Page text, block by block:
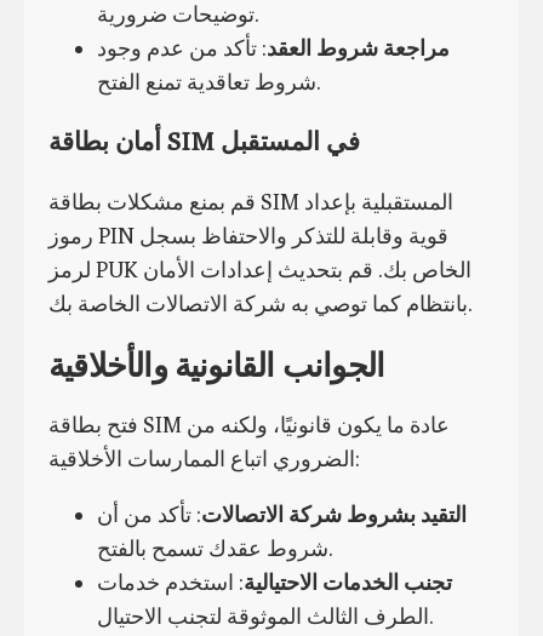
توضيحات ضرورية.
مراجعة شروط العقد: تأكد من عدم وجود
شروط تعاقدية تمنع الفتح.
أمان بطاقة SIM في المستقبل
قم بمنع مشكلات بطاقة SIM المستقبلية بإعداد
رموز PIN قوية وقابلة للتذكر والاحتفاظ بسجل
لرمز PUK الخاص بك. قم بتحديث إعدادات الأمان
بانتظام كما توصي به شركة الاتصالات الخاصة بك.
الجوانب القانونية والأخلاقية
فتح بطاقة SIM عادة ما يكون قانونيًا، ولكنه من
الضروري اتباع الممارسات الأخلاقية:
التقيد بشروط شركة الاتصالات: تأكد من أن
شروط عقدك تسمح بالفتح.
تجنب الخدمات الاحتيالية: استخدم خدمات
الطرف الثالث الموثوقة لتجنب الاحتيال.